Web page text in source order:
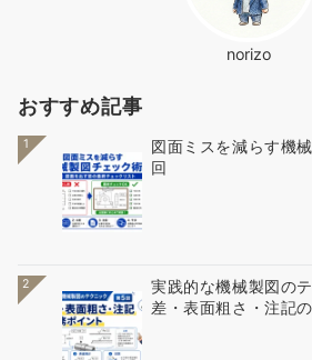
norizo
おすすめ記事
1
図面ミスを減らす機
回
2
実践的な機械製図の
差・表面粗さ・注記